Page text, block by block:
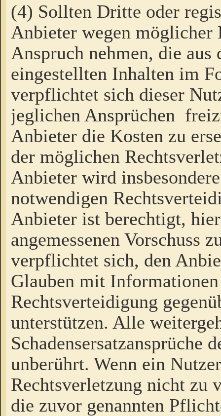
(4) Sollten Dritte oder
Anbieter wegen möglicher
Anspruch nehmen, die
eingestellten Inhalten im
verpflichtet sich dieser
jeglichen Ansprüchen
Anbieter die Kosten zu
der möglichen
Anbieter wird
notwendigen
Anbieter ist berechtigt,
angemessenen Vorschuss
verpflichtet sich, den
Glauben mit
Rechtsverteidigung
unterstützen. Alle
Schadensersatzansprüche
unberührt. Wenn ein
Rechtsverletzung nicht zu
die zuvor genannten